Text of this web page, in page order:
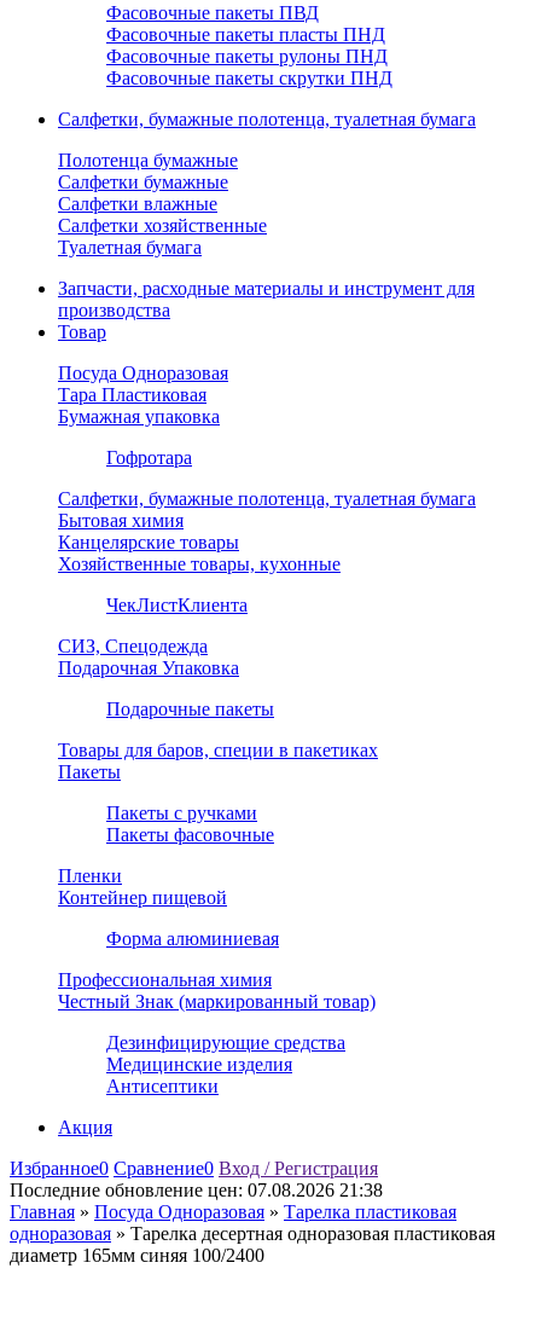
Фасовочные пакеты ПВД
Фасовочные пакеты пласты ПНД
Фасовочные пакеты рулоны ПНД
Фасовочные пакеты скрутки ПНД
Салфетки, бумажные полотенца, туалетная бумага
Полотенца бумажные
Салфетки бумажные
Салфетки влажные
Салфетки хозяйственные
Туалетная бумага
Запчасти, расходные материалы и инструмент для
производства
Товар
Посуда Одноразовая
Тара Пластиковая
Бумажная упаковка
Гофротара
Салфетки, бумажные полотенца, туалетная бумага
Бытовая химия
Канцелярские товары
Хозяйственные товары, кухонные
ЧекЛистКлиента
СИЗ, Спецодежда
Подарочная Упаковка
Подарочные пакеты
Товары для баров, специи в пакетиках
Пакеты
Пакеты с ручками
Пакеты фасовочные
Пленки
Контейнер пищевой
Форма алюминиевая
Профессиональная химия
Честный Знак (маркированный товар)
Дезинфицирующие средства
Медицинские изделия
Антисептики
Акция
Избранное0 Сравнение0 Вход / Регистрация
Последние обновление цен: 07.08.2026 21:38
Главная » Посуда Одноразовая » Тарелка пластиковая
одноразовая » Тарелка десертная одноразовая пластиковая
диаметр 165мм синяя 100/2400